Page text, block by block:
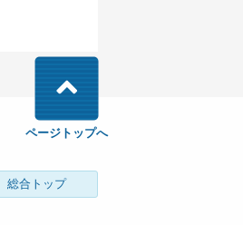
ページトップへ
総合トップ